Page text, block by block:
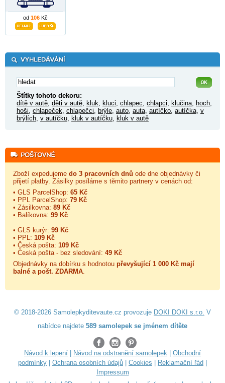
od 106 Kč
Štítky tohoto dekoru:
dítě v autě děti v autě kluk kluci chlapec chlapci klučina hoch
hoši chlapeček chlapečci brýle auto auta autíčko autíčka v
brýlích v autíčku kluk v autíčku kluk v autě
Zboží expedujeme do 3 pracovních dnů ode dne objednávky či
přijetí platby. Zásilky posíláme s těmito partnery v cenách od:
• GLS ParcelShop: 65 Kč
• PPL ParcelShop: 79 Kč
• Zásilkovna: 89 Kč
• Balíkovna: 99 Kč
• GLS kurýr: 99 Kč
• PPL: 109 Kč
• Česká pošta: 109 Kč
• Česká pošta - bez sledování: 49 Kč
Objednávky na dobírku s hodnotou převyšující 1 000 Kč mají
balné a pošt. ZDARMA
© 2018-2026 Samolepkyditevaute.cz provozuje DOKI DOKI s.r.o. V
nabídce najdete 589 samolepek se jménem dítěte
Návod k lepení Návod na odstranění samolepek
Obchodní
podmínky
Ochrana osobních údajů Cookies Reklamační řád
Impressum